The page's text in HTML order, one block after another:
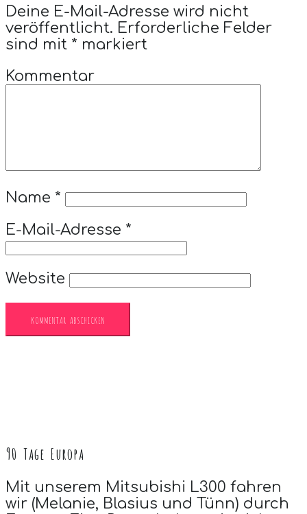
Deine E-Mail-Adresse wird nicht
veröffentlicht. Erforderliche Felder
sind mit * markiert
Kommentar
Name *
E-Mail-Adresse *
Website
90 Tage Europa
Mit unserem Mitsubishi L300 fahren
wir (Melanie, Blasius und Tünn) durch